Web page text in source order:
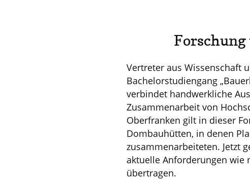
Forschung
Vertreter aus Wissenschaft
Bachelorstudiengang
verbindet handwerkliche
Zusammenarbeit von
Oberfranken gilt in dieser
Dombauhütten, in denen
zusammenarbeiteten. Jetzt
aktuelle Anforderungen wie
übertragen.